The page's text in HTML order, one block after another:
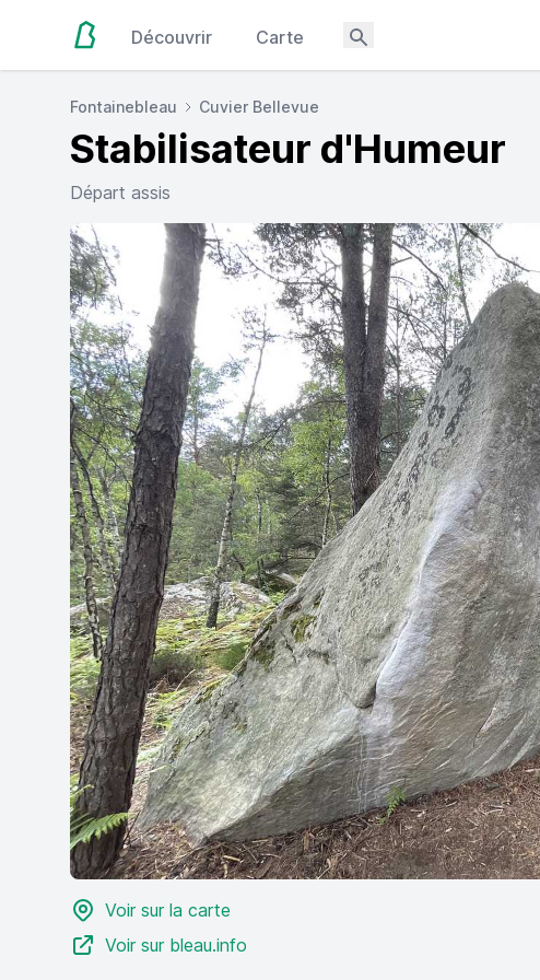
Découvrir Carte
Fontainebleau Cuvier Bellevue
Stabilisateur d'Humeur
Départ assis
Voir sur la carte
Voir sur bleau.info